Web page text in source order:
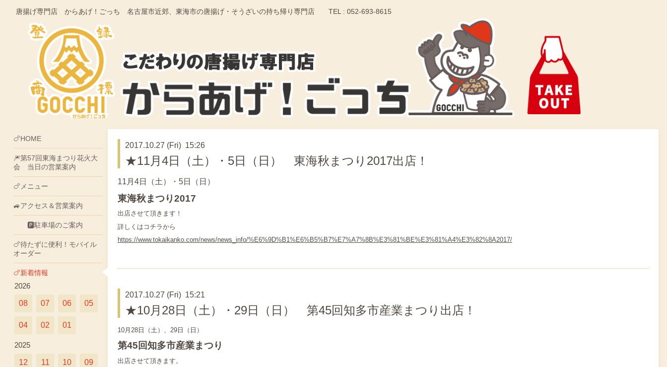
唐揚げ専門店 からあげ！ごっち 名古屋市近郊、東海市の唐揚げ・そうざいの持ち帰り専門店 TEL : 052-693-8615
2017.10.27 (Fri) 15:26
★11月4日（土）・5日（日） 東海秋まつり2017出店！
11月4日（土）・5日（日）
東海秋まつり2017
出店させて頂きます！
詳しくはコチラから
https://www.tokaikanko.com/news/news_info/%E6%9D%B1%E6%B5%B7%E7%A7%8B%E3%81%BE%E3%81%A4%E3%82%8A2017/
2017.10.27 (Fri) 15:21
★10月28日（土）・29日（日） 第45回知多市産業まつり出店！
10月28日（土）、29日（日）
第45回知多市産業まつり
出店させて頂きます。
🍗HOME
🎆第57回東海まつり花火大
会 当日の営業案内
🍗メニュー
🚙アクセス＆営業案内
🅿駐車場のご案内
🍗待たずに便利！モバイル
オーダー
🍗新着情報
2026
08 07 06 05
04 02 01
2025
12 11 10 09